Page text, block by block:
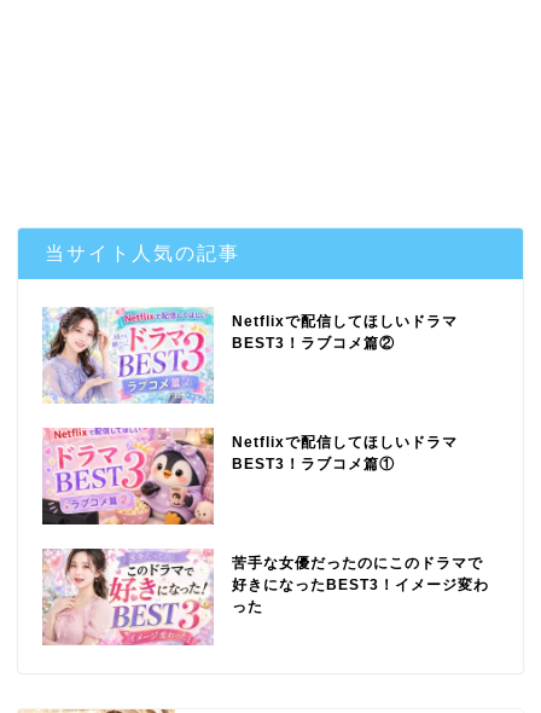
当サイト人気の記事
Netflixで配信してほしいドラマ
BEST3！ラブコメ篇②
Netflixで配信してほしいドラマ
BEST3！ラブコメ篇①
苦手な女優だったのにこのドラマで
好きになったBEST3！イメージ変わ
った